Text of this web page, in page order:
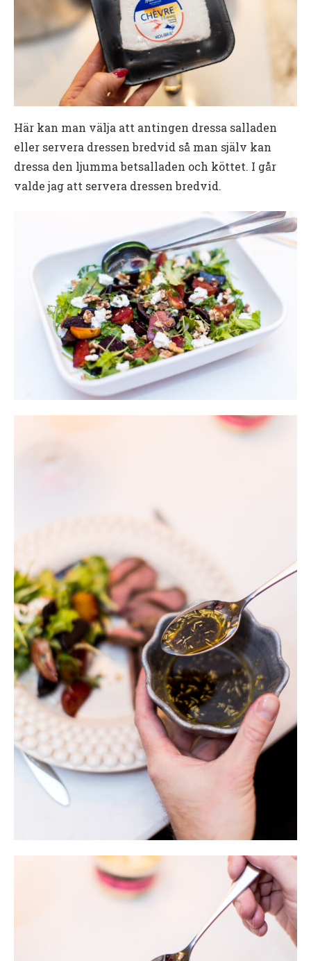
Här kan man välja att antingen dressa salladen
eller servera dressen bredvid så man själv kan
dressa den ljumma betsalladen och köttet. I går
valde jag att servera dressen bredvid.